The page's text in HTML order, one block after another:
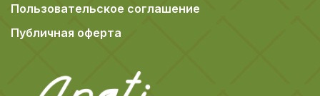
Пользовательское соглашение
Публичная оферта